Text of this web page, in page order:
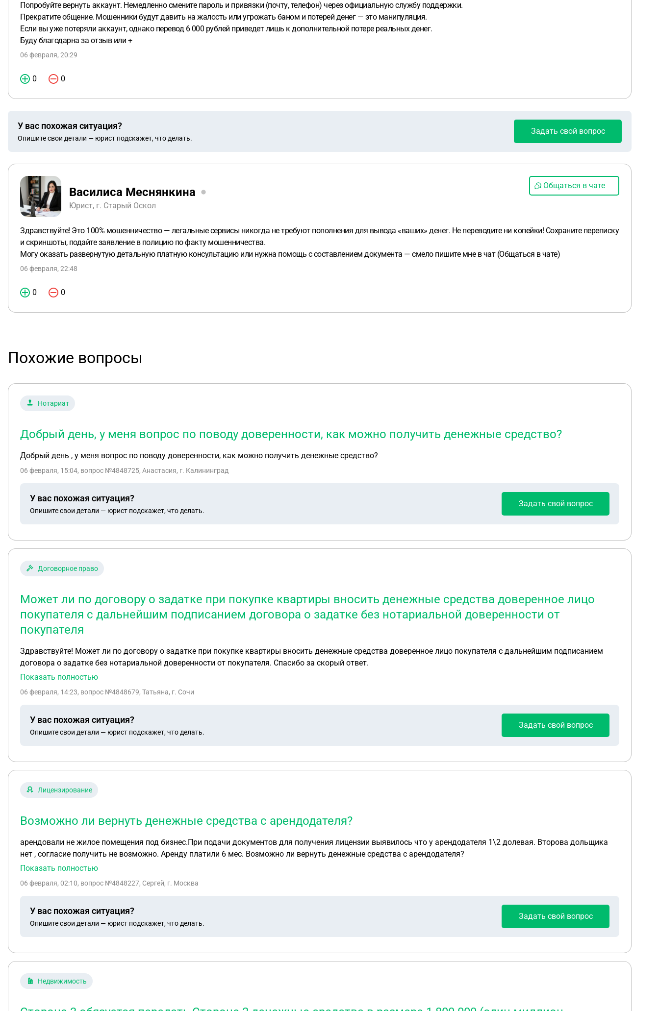
Попробуйте вернуть аккаунт. Немедленно смените пароль и привязки (почту, телефон) через официальную службу поддержки.
Прекратите общение. Мошенники будут давить на жалость или угрожать баном и потерей денег — это манипуляция.
Если вы уже потеряли аккаунт, однако перевод 6 000 рублей приведет лишь к дополнительной потере реальных денег.
Буду благодарна за отзыв или +
06 февраля, 20:29
0 0
У вас похожая ситуация?
Опишите свои детали — юрист подскажет, что делать.
Задать свой вопрос
Василиса Меснянкина
Юрист, г. Старый Оскол
Общаться в чате
Здравствуйте! Это 100% мошенничество — легальные сервисы никогда не требуют пополнения для вывода «ваших» денег. Не переводите ни копейки! Сохраните переписку
и скриншоты, подайте заявление в полицию по факту мошенничества.
Могу оказать развернутую детальную платную консультацию или нужна помощь с составлением документа — смело пишите мне в чат (Общаться в чате)
06 февраля, 22:48
0 0
Похожие вопросы
Нотариат
Добрый день, у меня вопрос по поводу доверенности, как можно получить денежные средство?
Добрый день , у меня вопрос по поводу доверенности, как можно получить денежные средство?
06 февраля, 15:04, вопрос №4848725, Анастасия, г. Калининград
У вас похожая ситуация?
Опишите свои детали — юрист подскажет, что делать.
Задать свой вопрос
Договорное право
Может ли по договору о задатке при покупке квартиры вносить денежные средства доверенное лицо
покупателя с дальнейшим подписанием договора о задатке без нотариальной доверенности от
покупателя
Здравствуйте! Может ли по договору о задатке при покупке квартиры вносить денежные средства доверенное лицо покупателя с дальнейшим подписанием
договора о задатке без нотариальной доверенности от покупателя. Спасибо за скорый ответ.
Показать полностью
06 февраля, 14:23, вопрос №4848679, Татьяна, г. Сочи
У вас похожая ситуация?
Опишите свои детали — юрист подскажет, что делать.
Задать свой вопрос
Лицензирование
Возможно ли вернуть денежные средства с арендодателя?
арендовали не жилое помещения под бизнес.При подачи документов для получения лицензии выявилось что у арендодателя 1\2 долевая. Второва дольщика
нет , согласие получить не возможно. Аренду платили 6 мес. Возможно ли вернуть денежные средства с арендодателя?
Показать полностью
06 февраля, 02:10, вопрос №4848227, Сергей, г. Москва
У вас похожая ситуация?
Опишите свои детали — юрист подскажет, что делать.
Задать свой вопрос
Недвижимость